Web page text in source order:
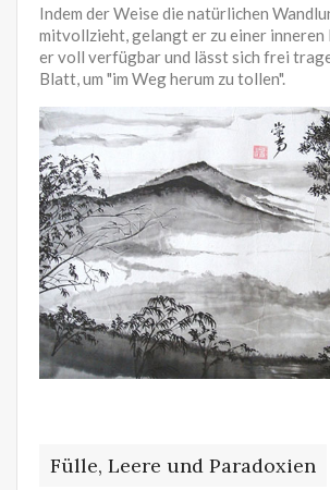
Indem der Weise die natürlichen
mitvollzieht, gelangt er zu einer inneren
er voll verfügbar und lässt sich frei
Blatt, um "im Weg herum zu tollen".
Fülle, Leere und Paradoxien